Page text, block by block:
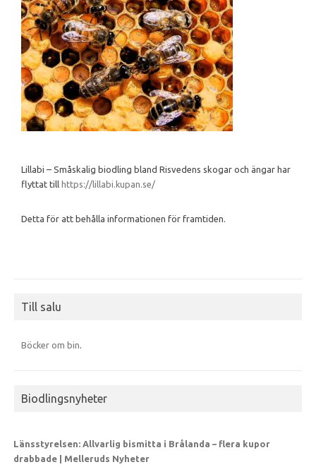
Lillabi – Småskalig biodling bland Risvedens skogar och ängar har
flyttat till https://lillabi.kupan.se/
Detta för att behålla informationen för framtiden.
Till salu
Böcker om bin.
Biodlingsnyheter
Länsstyrelsen: Allvarlig bismitta i Brålanda – flera kupor
drabbade | Melleruds Nyheter